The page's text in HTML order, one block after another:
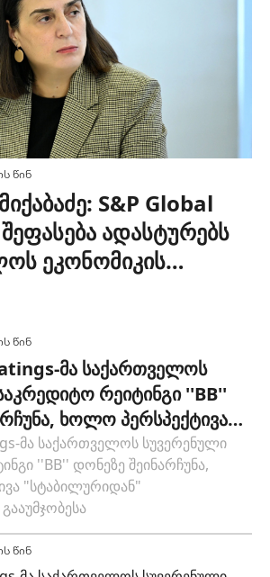
წინ
S&P Global
ადასტურებს
ეკონომიკის
ეფექტიანობას
წინ
მა საქართველოს
რეიტინგი ''BB''
ხოლო პერსპექტივა
"პოზიტიურამდე"
მა საქართველოს სუვერენული
''BB'' დონეზე შეინარჩუნა,
"სტაბილურიდან"
წინ